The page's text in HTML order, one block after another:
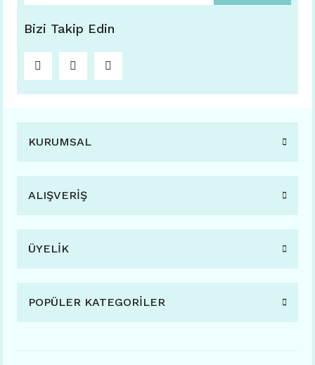
Bizi Takip Edin
KURUMSAL
ALIŞVERİŞ
ÜYELİK
POPÜLER KATEGORİLER